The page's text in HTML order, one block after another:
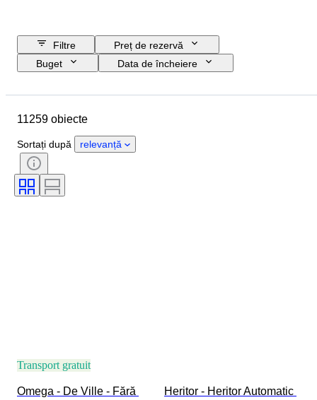
Filtre
Preț de rezervă
Buget
Data de încheiere
Obiect
Sexul
Extra
Perioadă
Subiect
Limbă
11259 obiecte
Sortați după relevanță
Transport gratuit
Omega - De Ville - Fără
Heritor - Heritor Automatic